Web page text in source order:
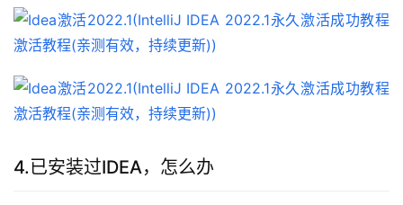
4.已安装过IDEA，怎么办